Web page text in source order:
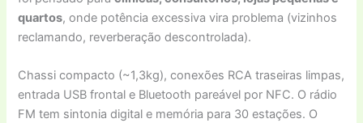
quartos, onde potência excessiva vira problema (vizinhos
reclamando, reverberação descontrolada).
Chassi compacto (~1,3kg), conexões RCA traseiras limpas,
entrada USB frontal e Bluetooth pareável por NFC. O rádio
FM tem sintonia digital e memória para 30 estações. O